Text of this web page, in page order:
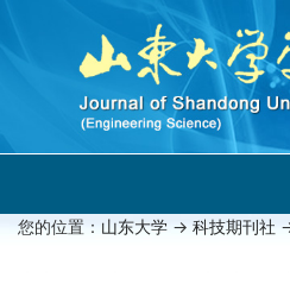
您的位置： 山东大学 -> 科技期刊社 -